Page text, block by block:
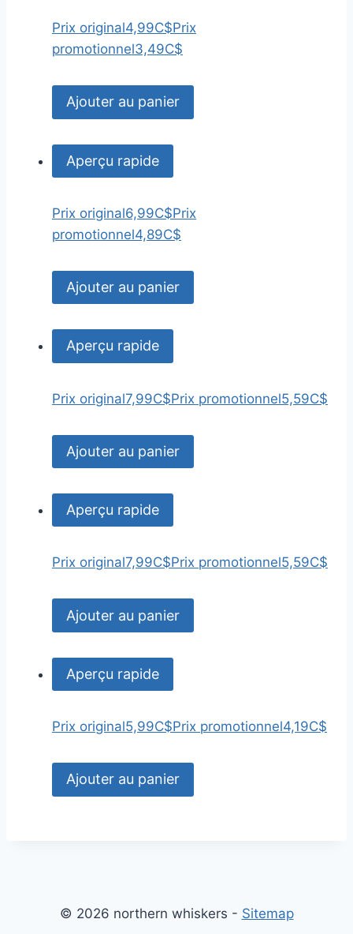
Prix original4,99C$Prix
promotionnel3,49C$
Ajouter au panier
Aperçu rapide
Prix original6,99C$Prix
promotionnel4,89C$
Ajouter au panier
Aperçu rapide
Prix original7,99C$Prix promotionnel5,59C$
Ajouter au panier
Aperçu rapide
Prix original7,99C$Prix promotionnel5,59C$
Ajouter au panier
Aperçu rapide
Prix original5,99C$Prix promotionnel4,19C$
Ajouter au panier
© 2026 northern whiskers - Sitemap